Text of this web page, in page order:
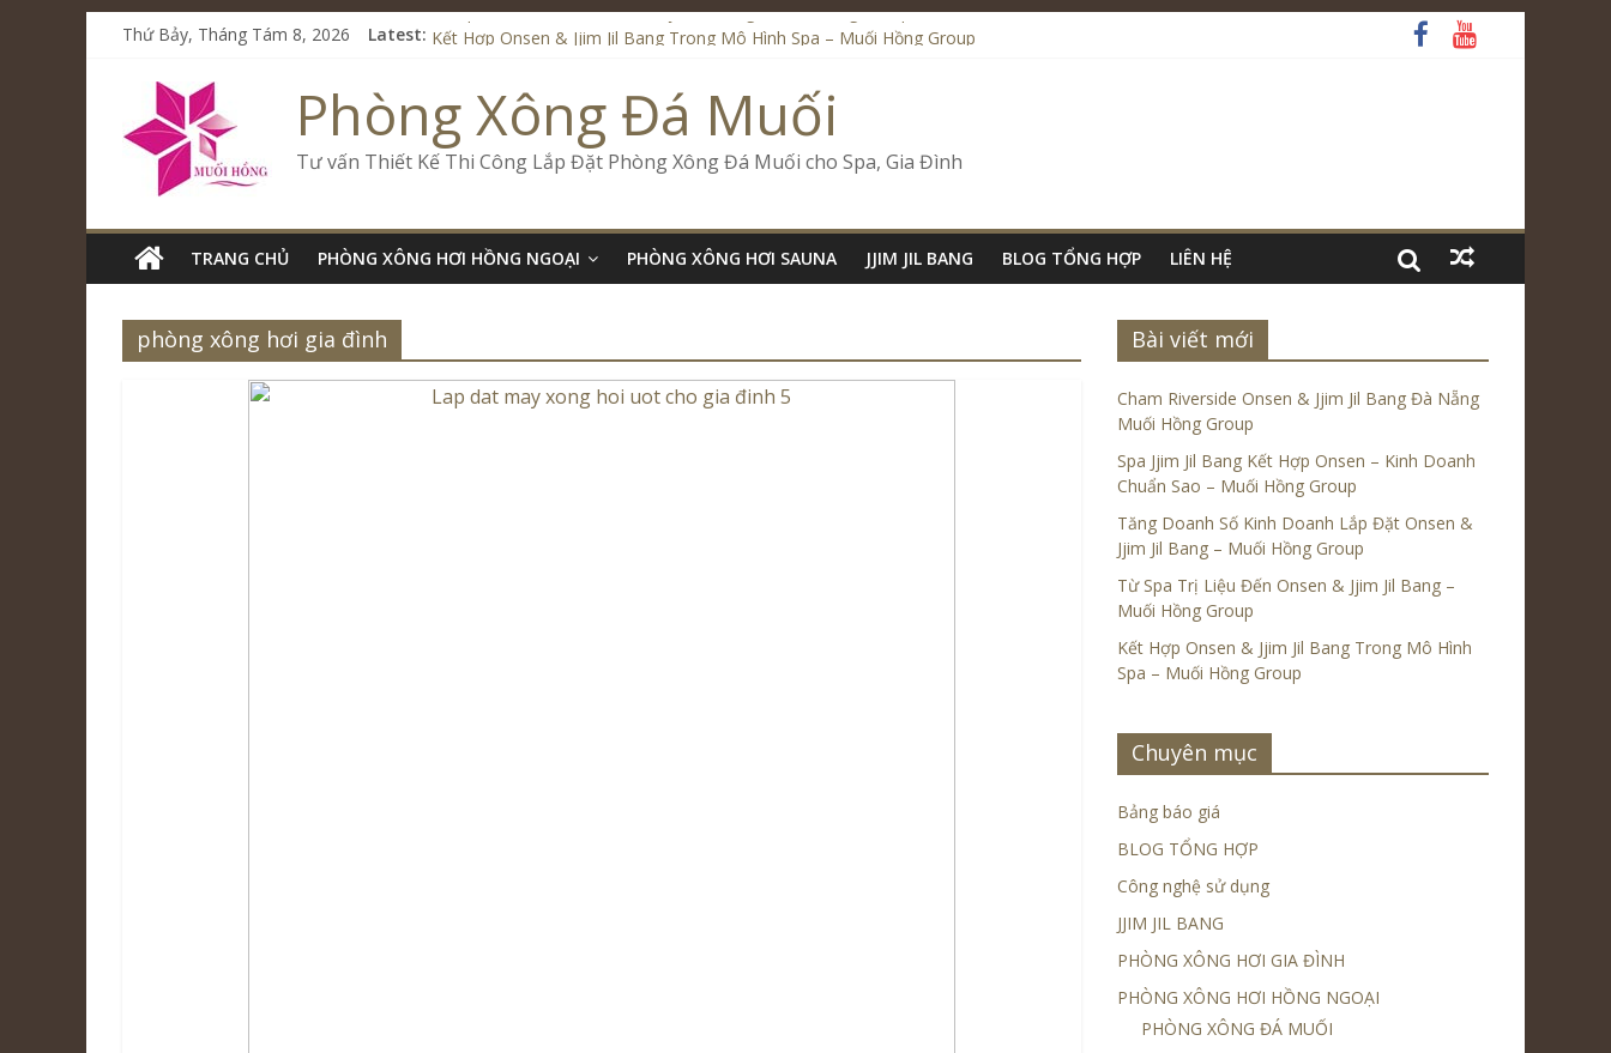
Thứ Bảy, Tháng Tám 8, 2026 Latest: Từ Spa Trị Liệu Đến Onsen & Jjim Jil Bang – Muối Hồng Group
Cham Riverside Onsen & Jjim Jil Bang Đà Nẵng Muối Hồng Group
Spa Jjim Jil Bang Kết Hợp Onsen – Kinh Doanh Chuẩn Sao – Muối Hồng Group
Tăng Doanh Số Kinh Doanh Lắp Đặt Onsen & Jjim Jil Bang – Muối Hồng Group
Phòng Xông Đá Muối
Tư vấn Thiết Kế Thi Công Lắp Đặt Phòng Xông Đá Muối cho Spa, Gia Đình
TRANG CHỦ PHÒNG XÔNG HƠI HỒNG NGOẠI PHÒNG XÔNG HƠI SAUNA JJIM JIL BANG BLOG TỔNG HỢP LIÊN HỆ
phòng xông hơi gia đình Bài viết mới
Cham Riverside Onsen & Jjim Jil Bang Đà Nẵng
Muối Hồng Group
Spa Jjim Jil Bang Kết Hợp Onsen – Kinh Doanh
Chuẩn Sao – Muối Hồng Group
Tăng Doanh Số Kinh Doanh Lắp Đặt Onsen &
Jjim Jil Bang – Muối Hồng Group
Từ Spa Trị Liệu Đến Onsen & Jjim Jil Bang –
Muối Hồng Group
Kết Hợp Onsen & Jjim Jil Bang Trong Mô Hình
Spa – Muối Hồng Group
Chuyên mục
Bảng báo giá
BLOG TỔNG HỢP
Công nghệ sử dụng
JJIM JIL BANG
PHÒNG XÔNG HƠI GIA ĐÌNH
PHÒNG XÔNG HƠI HỒNG NGOẠI
PHÒNG XÔNG ĐÁ MUỐI